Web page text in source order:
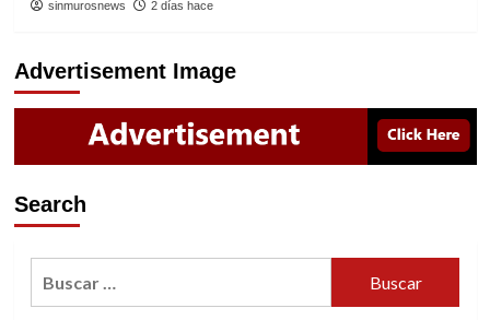
sinmurosnews 2 días hace
Advertisement Image
Search